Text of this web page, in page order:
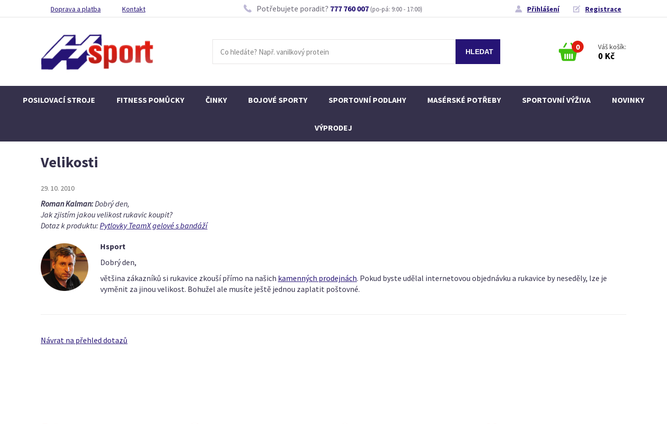
Doprava a platba Kontakt Potřebujete poradit? 777 760 007 (po-pá: 9:00 - 17:00) Přihlášení Registrace
0 Váš košík:
0 Kč
POSILOVACÍ STROJE FITNESS POMŮCKY ČINKY BOJOVÉ SPORTY SPORTOVNÍ PODLAHY MASÉRSKÉ POTŘEBY SPORTOVNÍ VÝŽIVA NOVINKY
VÝPRODEJ
Velikosti
29. 10. 2010
Roman Kalman:Dobrý den,
Jak zjistím jakou velikost rukavic koupit?
Dotaz k produktu: Pytlovky TeamX gelové s bandáží
Hsport
Dobrý den,
většina zákazníků si rukavice zkouší přímo na našich kamenných prodejnách. Pokud byste udělal internetovou objednávku a rukavice by neseděly, lze je
vyměnit za jinou velikost. Bohužel ale musíte ještě jednou zaplatit poštovné.
Návrat na přehled dotazů